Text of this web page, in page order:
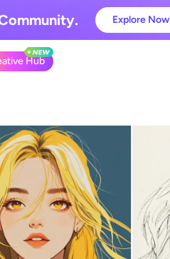
Explore Now
Hub